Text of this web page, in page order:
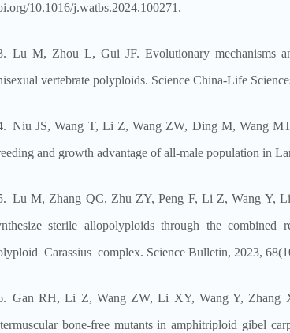
10.1016/j.watbs.2024.100271.
Lu M, Zhou L, Gui JF. Evolutionary mechanisms
vertebrate polyploids. Science China-Life
Niu JS, Wang T, Li Z, Wang ZW, Ding M, Wang
and growth advantage of all-male population in
Lu M, Zhang QC, Zhu ZY, Peng F, Li Z, Wang Y,
sterile allopolyploids through the
Carassius complex. Science Bulletin, 2023,
Gan RH, Li Z, Wang ZW, Li XY, Wang Y,
bone-free mutants in amphitriploid gibel